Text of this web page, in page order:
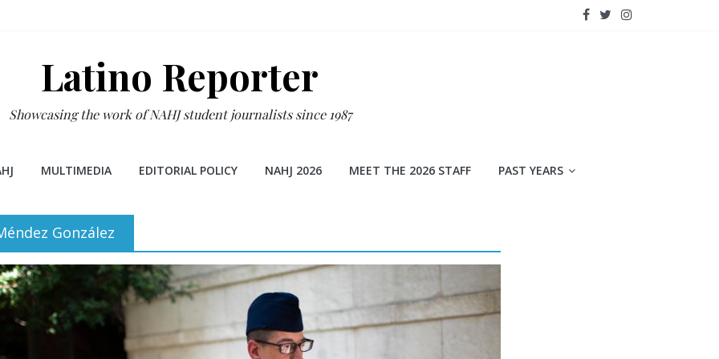
Latino Reporter
Showcasing the work of NAHJ student journalists since 1987
MULTIMEDIA EDITORIAL POLICY NAHJ 2026 MEET THE 2026 STAFF PAST YEARS
González